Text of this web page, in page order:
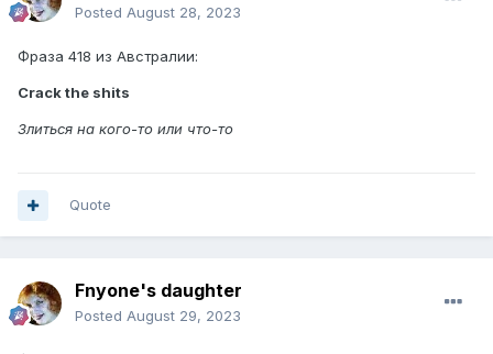
Posted August 28, 2023
Фраза 418 из Австралии:
Crack the shits
Злиться на кого-то или что-то
Quote
Fnyone's daughter
Posted August 29, 2023